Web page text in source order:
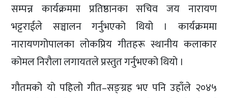
सम्पन्न कार्यक्रममा प्रतिष्ठानका सचिव जय नारायण
भट्टराईले सञ्चालन गर्नुभएको थियो । कार्यक्रममा
नारायणगोपालका लोकप्रिय गीतहरू स्थानीय कलाकार
कोमल निरौला लगायतले प्रस्तुत गर्नुभएको थियो ।
गौतमको यो पहिलो गीत–सङ्ग्रह भए पनि उहाँले २०४५